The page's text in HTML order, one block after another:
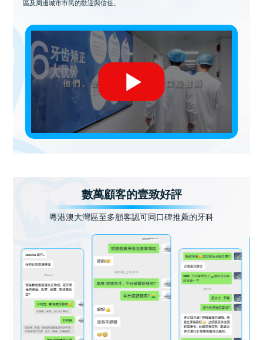
區及周邊城市市民的歡迎與信任。
數萬顧客的壹致好評
粵港澳大灣區至多顧客認可同口碑推薦的牙科